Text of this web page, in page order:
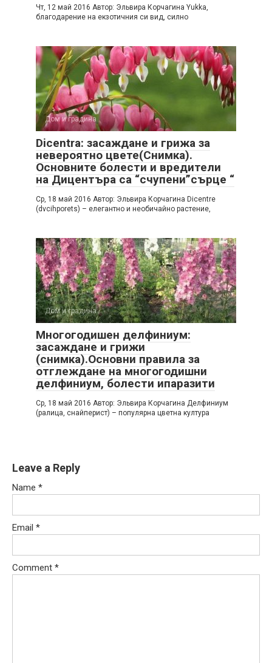
Чт, 12 май 2016 Автор: Эльвира Корчагина Yukka,
благодарение на екзотичния си вид, силно
Дом и градина
Dicentra: засаждане и грижа за
невероятно цвете(Снимка).
Основните болести и вредители
на Дицентъра са “счупени”сърце “
Ср, 18 май 2016 Автор: Эльвира Корчагина Dicentre
(dvcihporets) – елегантно и необичайно растение,
Дом и градина
Многогодишен делфиниум:
засаждане и грижи
(снимка).Основни правила за
отглеждане на многогодишни
делфиниум, болести ипаразити
Ср, 18 май 2016 Автор: Эльвира Корчагина Делфиниум
(ралица, снайперист) – популярна цветна култура
Leave a Reply
Name *
Email *
Comment *